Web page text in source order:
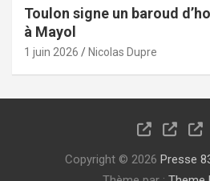
Toulon signe un baroud
à Mayol
1 juin 2026 Nicolas Dupre
Copyright © 2026 Presse